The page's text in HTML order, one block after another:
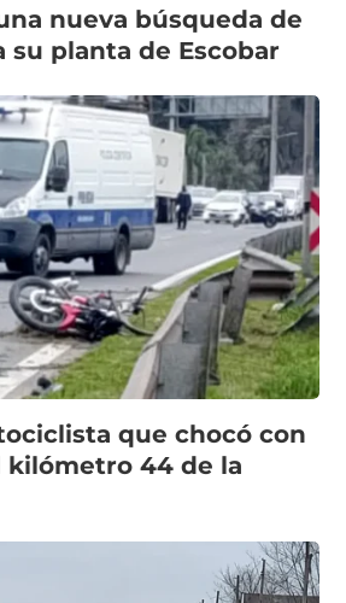
nueva búsqueda de
su planta de Escobar
que chocó con
kilómetro 44 de la